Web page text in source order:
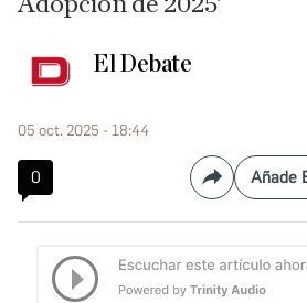
El Debate
05 oct. 2025 - 18:44
0 Compartir
Añade